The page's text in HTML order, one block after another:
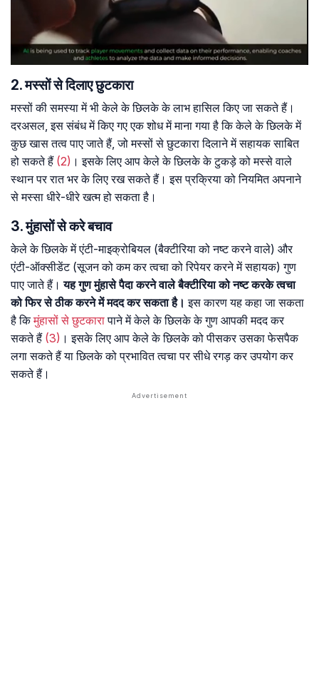
2. मस्सों से दिलाए छुटकारा
मस्सों की समस्या में भी केले के छिलके के लाभ हासिल किए जा सकते हैं।
दरअसल, इस संबंध में किए गए एक शोध में माना गया है कि केले के छिलके में
कुछ खास तत्व पाए जाते हैं, जो मस्सों से छुटकारा दिलाने में सहायक साबित
हो सकते हैं (2) । इसके लिए आप केले के छिलके के टुकड़े को मस्से वाले
स्थान पर रात भर के लिए रख सकते हैं। इस प्रक्रिया को नियमित अपनाने
से मस्सा धीरे-धीरे खत्म हो सकता है।
3. मुंहासों से करे बचाव
केले के छिलके में एंटी-माइक्रोबियल (बैक्टीरिया को नष्ट करने वाले) और
एंटी-ऑक्सीडेंट (सूजन को कम कर त्वचा को रिपेयर करने में सहायक) गुण
पाए जाते हैं।यह गुण मुंहासे पैदा करने वाले बैक्टीरिया को नष्ट करके त्वचा
को फिर से ठीक करने में मदद कर सकता है। इस कारण यह कहा जा सकता
है किमुंहासों से छुटकारापाने में केले के छिलके के गुण आपकी मदद कर
सकते हैं (3) । इसके लिए आप केले के छिलके को पीसकर उसका फेसपैक
लगा सकते हैं या छिलके को प्रभावित त्वचा पर सीधे रगड़ कर उपयोग कर
सकते हैं।